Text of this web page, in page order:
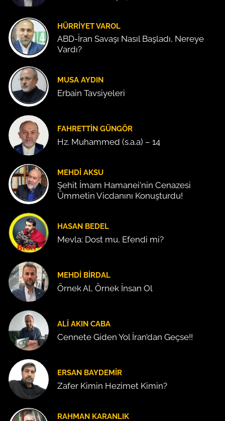
HÜRRIYET VAROL
ABD-İran Savaşı Nasıl Başladı, Nereye
Vardı?
MUSA AYDIN
Erbain Tavsiyeleri
FAHRETTIN GÜNGÖR
Hz. Muhammed (s.a.a) – 14
MEHDI AKSU
Şehit İmam Hamanei'nin Cenazesi
Ümmetin Vicdanını Konuşturdu!
HASAN BEDEL
Mevla: Dost mu, Efendi mi?
MEHDI BIRDAL
Örnek Al, Örnek İnsan Ol
ALI AKIN CABA
Cennete Giden Yol İran’dan Geçse!!
ERSAN BAYDEMIR
Zafer Kimin Hezimet Kimin?
RAHMAN KARANLIK